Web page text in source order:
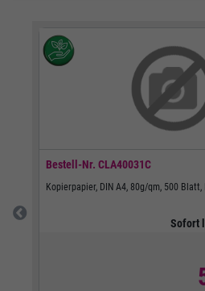
54
Bestell-Nr. CLA40031C
Kopierpapier, DIN A4, 80g/qm, 500
Sofort